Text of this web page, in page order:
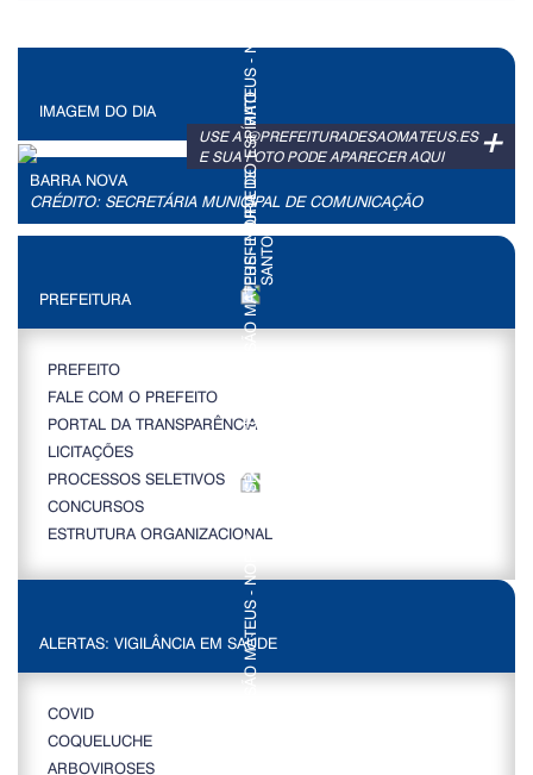
IMAGEM DO DIA
+
USE A @PREFEITURADESAOMATEUS.ES
E SUA FOTO PODE APARECER AQUI
BARRA NOVA
CRÉDITO: SECRETÁRIA MUNICIPAL DE COMUNICAÇÃO
PREFEITURA
PREFEITO
FALE COM O PREFEITO
PORTAL DA TRANSPARÊNCIA
LICITAÇÕES
PROCESSOS SELETIVOS
CONCURSOS
ESTRUTURA ORGANIZACIONAL
ALERTAS: VIGILÂNCIA EM SAÚDE
COVID
COQUELUCHE
ARBOVIROSES